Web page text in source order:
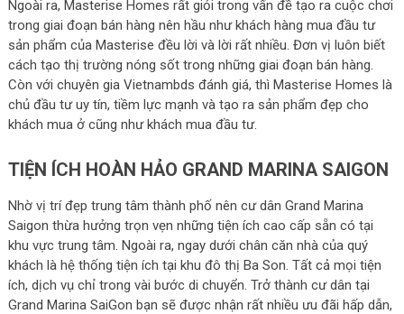
Ngoài ra, Masterise Homes rất giỏi trong vấn đề tạo ra cuộc chơi
trong giai đoạn bán hàng nên hầu như khách hàng mua đầu tư
sản phẩm của Masterise đều lời và lời rất nhiều. Đơn vị luôn biết
cách tạo thị trường nóng sốt trong những giai đoạn bán hàng.
Còn với chuyên gia Vietnambds đánh giá, thì Masterise Homes là
chủ đầu tư uy tín, tiềm lực mạnh và tạo ra sản phẩm đẹp cho
khách mua ở cũng như khách mua đầu tư.
TIỆN ÍCH HOÀN HẢO GRAND MARINA SAIGON
Nhờ vị trí đẹp trung tâm thành phố nên cư dân Grand Marina
Saigon thừa hưởng trọn vẹn những tiện ích cao cấp sẵn có tại
khu vực trung tâm. Ngoài ra, ngay dưới chân căn nhà của quý
khách là hệ thống tiện ích tại khu đô thị Ba Son. Tất cả mọi tiện
ích, dịch vụ chỉ trong vài bước di chuyển. Trở thành cư dân tại
Grand Marina SaiGon bạn sẽ được nhận rất nhiều ưu đãi hấp dẫn,